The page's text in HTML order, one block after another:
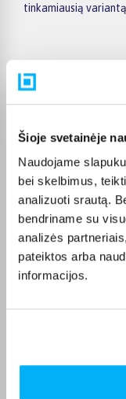
Šioje svetainėje
Naudojame
bei skelbimus,
analizuoti srautą.
bendriname su
analizės
pateiktos arba
informacijos.
tinkamiausią
Pirkėjų
Olev S.
Patvirtintas
Kokybiškas.
Vahur T.
Pigus pasiūlymas